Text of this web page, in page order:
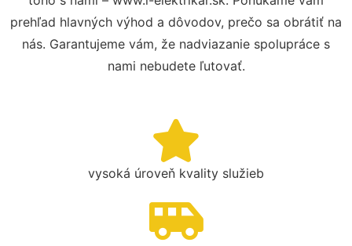
prehľad hlavných výhod a dôvodov, prečo sa obrátiť na
nás. Garantujeme vám, že nadviazanie spolupráce s
nami nebudete ľutovať.
vysoká úroveň kvality služieb